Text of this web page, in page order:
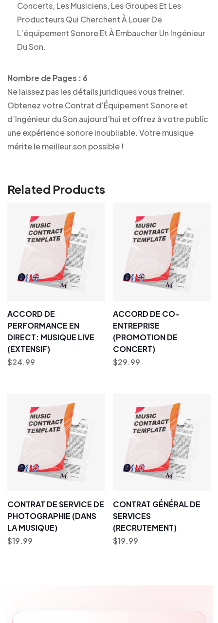
Concerts, Les Musiciens, Les Groupes Et Les
Producteurs Qui Cherchent À Louer De
L’équipement Sonore Et À Embaucher Un Ingénieur
Du Son.
Nombre de Pages : 6
Ne laissez pas les détails juridiques vous freiner.
Obtenez votre Contrat d’Équipement Sonore et
d’Ingénieur du Son aujourd’hui et offrez à votre public
une expérience sonore inoubliable. Votre musique
mérite le meilleur son possible !
Related Products
ACCORD DE
PERFORMANCE EN
DIRECT: MUSIQUE LIVE
(EXTENSIF)
$24.99
ACCORD DE CO-
ENTREPRISE
(PROMOTION DE
CONCERT)
$29.99
CONTRAT DE SERVICE DE
PHOTOGRAPHIE (DANS
LA MUSIQUE)
$19.99
CONTRAT GÉNÉRAL DE
SERVICES
(RECRUTEMENT)
$19.99